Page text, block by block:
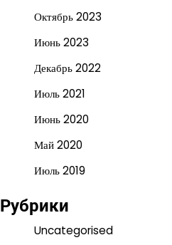
Октябрь 2023
Июнь 2023
Декабрь 2022
Июль 2021
Июнь 2020
Май 2020
Июль 2019
Рубрики
Uncategorised